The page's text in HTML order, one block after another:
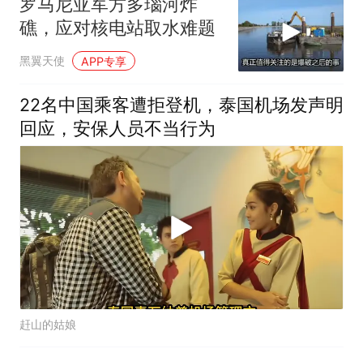
礁，应对核电站取水难题
黑翼天使 APP专享
22名中国乘客遭拒登机，泰国机场发声明
回应，安保人员不当行为
赶山的姑娘